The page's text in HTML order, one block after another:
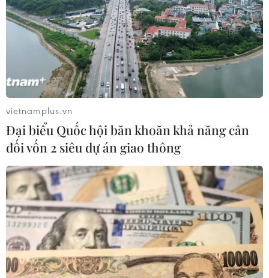
vietnamplus.vn
Đại biểu Quốc hội băn khoăn khả năng cân
đối vốn 2 siêu dự án giao thông